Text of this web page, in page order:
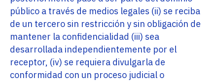
público a través de medios legales (ii) se reciba
de un tercero sin restricción y sin obligación de
mantener la confidencialidad (iii) sea
desarrollada independientemente por el
receptor, (iv) se requiera divulgarla de
conformidad con un proceso judicial o